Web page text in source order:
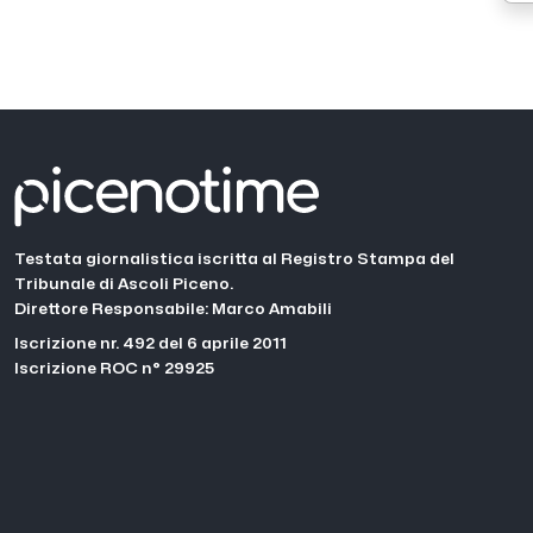
Testata giornalistica iscritta al Registro Stampa del
Tribunale di Ascoli Piceno.
Direttore Responsabile: Marco Amabili
Iscrizione nr. 492 del 6 aprile 2011
Iscrizione ROC n° 29925